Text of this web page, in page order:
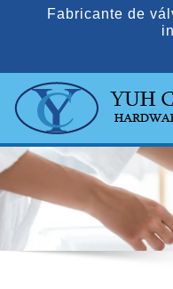
Fabricante de